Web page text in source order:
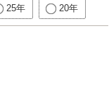
25年 20年